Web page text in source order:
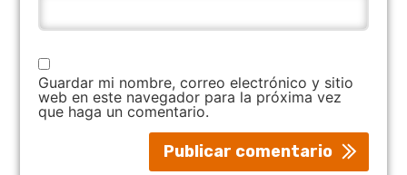
Guardar mi nombre, correo electrónico y sitio
web en este navegador para la próxima vez
que haga un comentario.